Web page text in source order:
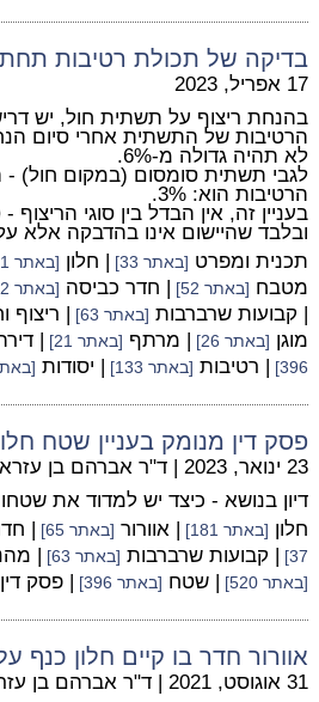
בדיקה של תכולת רטיבות תחת
17 אפריל, 2023
בהנחת ריצוף על תשתית חול, יש
הרטיבות של התשתית אחרי סיום
לא תהיה גדולה מ-6%.
לגבי תשתית סומסום (במקום חול) -
הרטיבות הוא: 3%.
בעניין זה, אין הבדל בין סוגי
ובלבד שהיישום אינו בהדבקה אלא
תכנית ומפרט [באתר 33] | חלון [באתר 181]
מטבח [באתר 52] | חדר כביסה [באתר 12]
| קבועות שרברבות [באתר 63] | ריצוף
מוגן [באתר 26] | מרתף [באתר 21] |
396]
| רטיבות [באתר 133] | יסודות [באתר
פסק דין מנומק בעניין שטח
23 ינואר, 2023 | ד"ר אברהם בן עזרא
דיון בנושא - כיצד יש למדוד את
חלון [באתר 181] | אוורור [באתר 65] |
37]
| קבועות שרברבות [באתר 63] |
[באתר 520] | שטח [באתר 396] | פסק דין
אוורור חדר בו קיים חלון כנף
31 אוגוסט, 2021 | ד"ר אברהם בן